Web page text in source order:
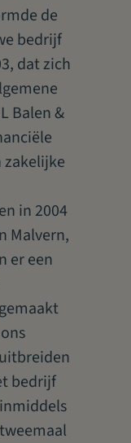
therapeuten,
en
waarin meer
werkzaam
de
bedrijf
dat zich
Balen &
zakelijke
in 2004
Malvern,
er een
bedrijf